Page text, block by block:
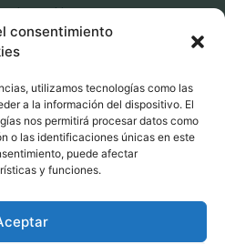
consentimiento
utilizamos tecnologías como las
a la información del dispositivo. El
nos permitirá procesar datos como
o las identificaciones únicas en este
puede afectar
y funciones.
de cookies
devoluciones
canina respetuosa
©2026